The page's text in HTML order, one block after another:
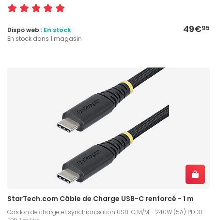
49€95
Dispo web : En stock
En stock dans 1 magasin
StarTech.com Câble de Charge USB-C renforcé - 1 m
Cordon de charge et synchronisation USB-C M/M - 240W (5A) PD 3.1